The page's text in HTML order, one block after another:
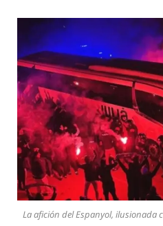
La afición del Espanyol, ilusionada